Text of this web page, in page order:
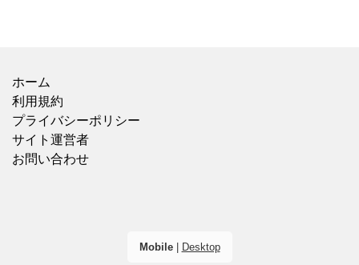
ホーム
利用規約
プライバシーポリシー
サイト運営者
お問い合わせ
Mobile| Desktop